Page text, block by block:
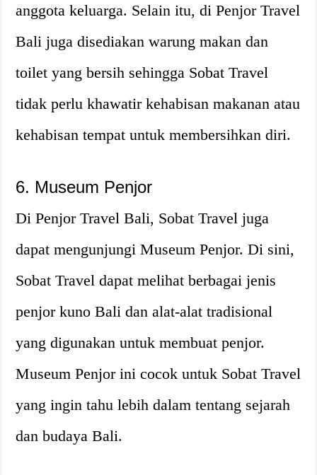
anggota keluarga. Selain itu, di Penjor Travel
Bali juga disediakan warung makan dan
toilet yang bersih sehingga Sobat Travel
tidak perlu khawatir kehabisan makanan atau
kehabisan tempat untuk membersihkan diri.
6. Museum Penjor
Di Penjor Travel Bali, Sobat Travel juga
dapat mengunjungi Museum Penjor. Di sini,
Sobat Travel dapat melihat berbagai jenis
penjor kuno Bali dan alat-alat tradisional
yang digunakan untuk membuat penjor.
Museum Penjor ini cocok untuk Sobat Travel
yang ingin tahu lebih dalam tentang sejarah
dan budaya Bali.